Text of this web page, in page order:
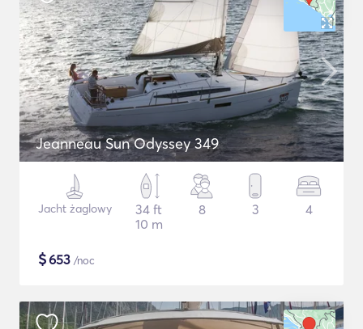
Jeanneau Sun Odyssey 349
Jacht żaglowy
34 ft
10 m
8 3 4
$653 /noc